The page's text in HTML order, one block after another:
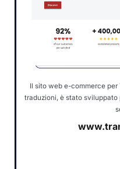
Il sito web e-commerce
traduzioni, è stato